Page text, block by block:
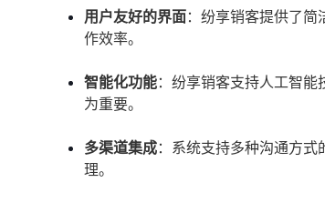
用户友好的界面：纷享销客提供了
作效率。
智能化功能：纷享销客支持人工智
为重要。
多渠道集成：系统支持多种沟通方
理。